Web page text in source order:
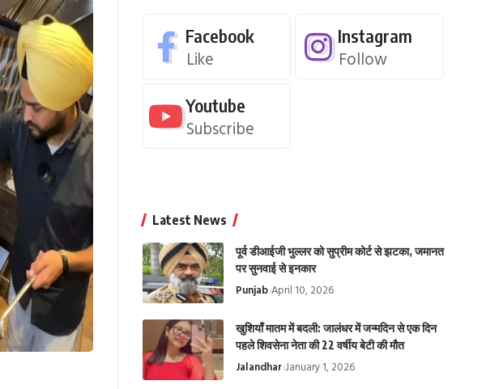
Facebook
Like
Instagram
Follow
Youtube
Subscribe
Latest News
पूर्व डीआईजी भुल्लर को सुप्रीम कोर्ट से झटका, जमानत
पर सुनवाई से इनकार
Punjab April 10, 2026
खुशियाँ मातम में बदली: जालंधर में जन्मदिन से एक दिन
पहले शिवसेना नेता की 22 वर्षीय बेटी की मौत
Jalandhar January 1, 2026